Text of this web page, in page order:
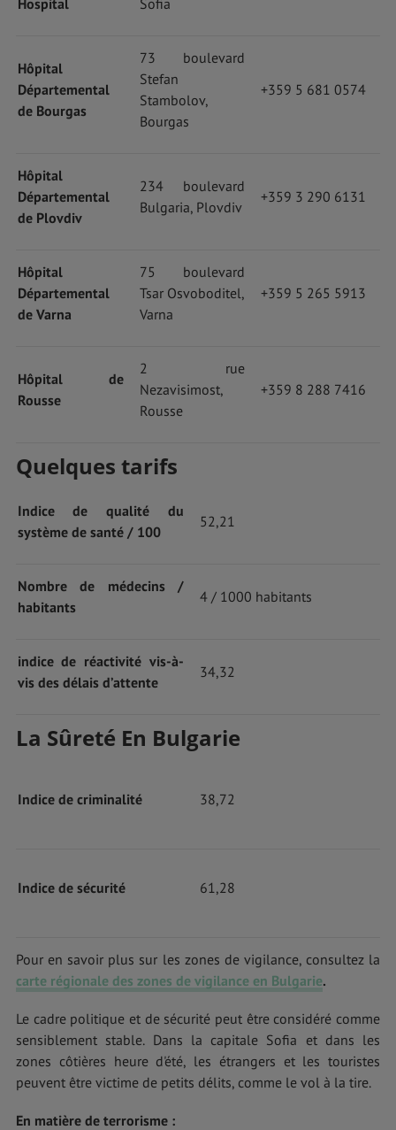
Hôpital
Départemental
de Bourgas
73 boulevard
Stefan
Stambolov,
Bourgas
+359 5 681 0574
Hôpital
Départemental
de Plovdiv
234 boulevard
Bulgaria, Plovdiv
+359 3 290 6131
Hôpital
Départemental
de Varna
75 boulevard
Tsar Osvoboditel,
Varna
+359 5 265 5913
Hôpital de
Rousse
2 rue
Nezavisimost,
Rousse
+359 8 288 7416
Quelques tarifs
Indice de qualité du
système de santé / 100
52,21
Nombre de médecins /
habitants
4 / 1000 habitants
indice de réactivité vis-à-
vis des délais d’attente
34,32
La Sûreté En Bulgarie
Indice de criminalité 38,72
Indice de sécurité 61,28
Pour en savoir plus sur les zones de vigilance, consultez la
carte régionale des zones de vigilance en Bulgarie.
Le cadre politique et de sécurité peut être considéré comme
sensiblement stable. Dans la capitale Sofia et dans les
zones côtières heure d'été, les étrangers et les touristes
peuvent être victime de petits délits, comme le vol à la tire.
En matière de terrorisme :